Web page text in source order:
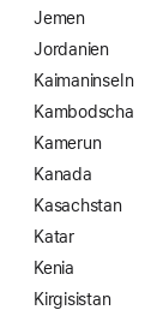
Jemen
Jordanien
Kaimaninseln
Kambodscha
Kamerun
Kanada
Kasachstan
Katar
Kenia
Kirgisistan